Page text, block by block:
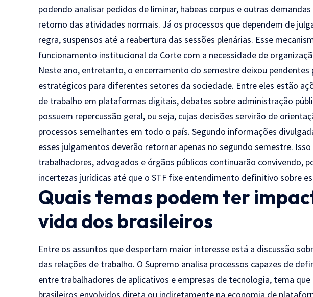
podendo analisar pedidos de liminar, habeas corpus e outras
retorno das atividades normais. Já os processos que dependem de
regra, suspensos até a reabertura das sessões plenárias. Esse
funcionamento institucional da Corte com a necessidade de
Neste ano, entretanto, o encerramento do semestre deixou pendentes
estratégicos para diferentes setores da sociedade. Entre eles estão
de trabalho em plataformas digitais, debates sobre administração
possuem repercussão geral, ou seja, cujas decisões servirão de
processos semelhantes em todo o país. Segundo informações
esses julgamentos deverão retornar apenas no segundo semestre.
trabalhadores, advogados e órgãos públicos continuarão convivendo,
incertezas jurídicas até que o STF fixe entendimento definitivo sobre
Quais temas podem ter
vida dos brasileiros
Entre os assuntos que despertam maior interesse está a discussão
das relações de trabalho. O Supremo analisa processos capazes de
entre trabalhadores de aplicativos e empresas de tecnologia, tema
brasileiros envolvidos direta ou indiretamente na economia de